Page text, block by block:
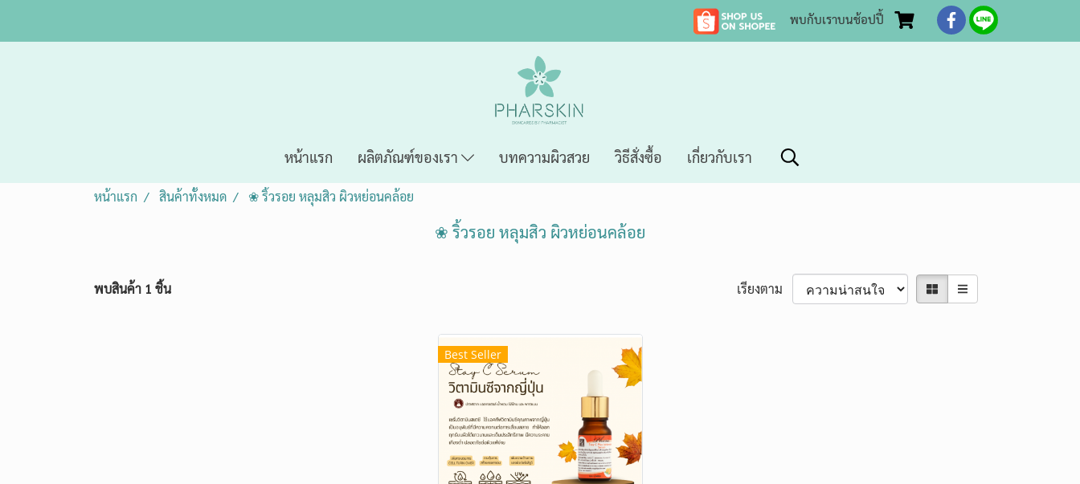
พบกับเราบนช้อปปี้
หน้าแรก ผลิตภัณฑ์ของเรา บทความผิวสวย วิธีสั่งซื้อ เกี่ยวกับเรา
หน้าแรก สินค้าทั้งหมด ❀ ริ้วรอย หลุมสิว ผิวหย่อนคล้อย
❀ ริ้วรอย หลุมสิว ผิวหย่อนคล้อย
พบสินค้า 1 ชิ้น เรียงตาม
Best Seller